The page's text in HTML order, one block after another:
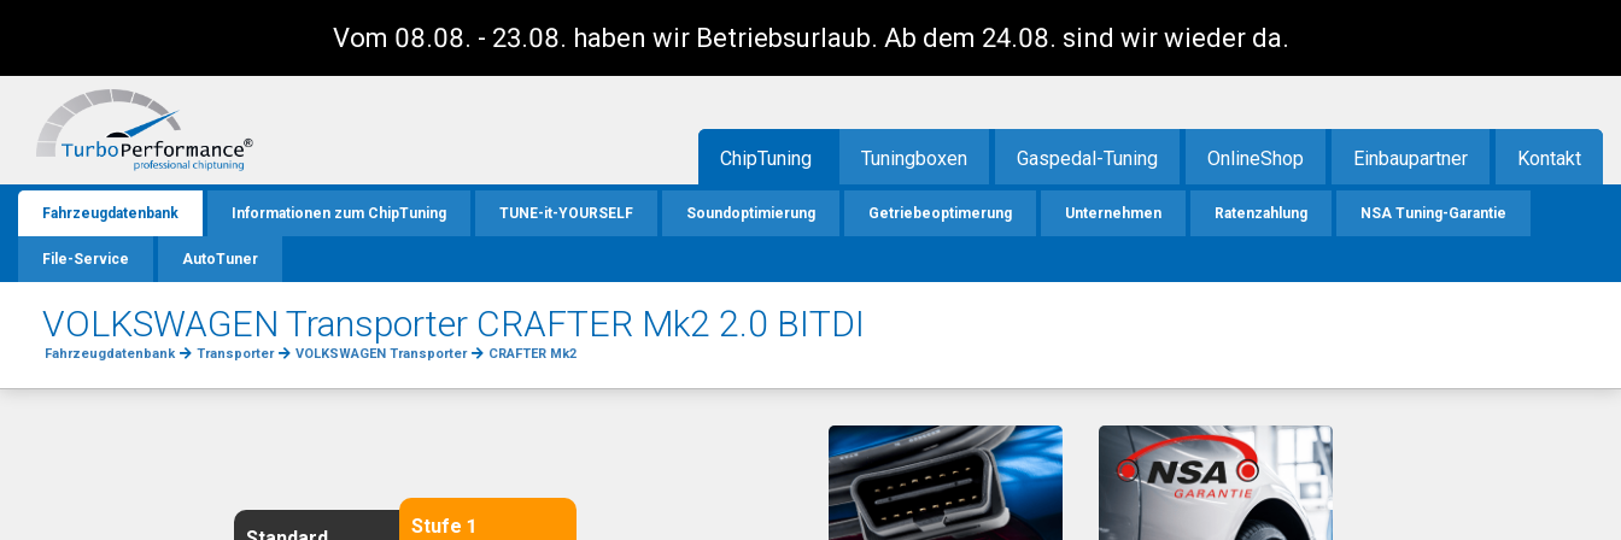
Vom 08.08. - 23.08. haben wir Betriebsurlaub. Ab dem 24.08. sind wir wieder da.
ChipTuning Tuningboxen Gaspedal-Tuning OnlineShop Einbaupartner Kontakt
Fahrzeugdatenbank Informationen zum ChipTuning TUNE-it-YOURSELF Soundoptimierung Getriebeoptimerung Unternehmen Ratenzahlung NSA Tuning-Garantie
File-Service AutoTuner
VOLKSWAGEN Transporter CRAFTER Mk2 2.0 BITDI
Fahrzeugdatenbank Transporter VOLKSWAGEN Transporter CRAFTER Mk2
Stufe 1